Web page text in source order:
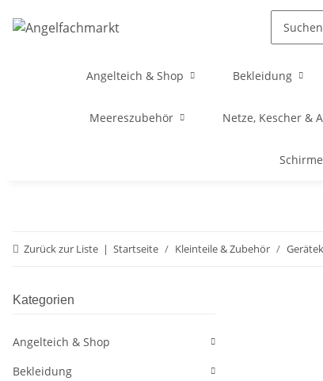
Angelteich & Shop Bekleidung
Meereszubehör Netze, Kescher &
Zurück zur Liste Startseite Kleinteile & Zubehör
Kategorien
Angelteich & Shop
Bekleidung